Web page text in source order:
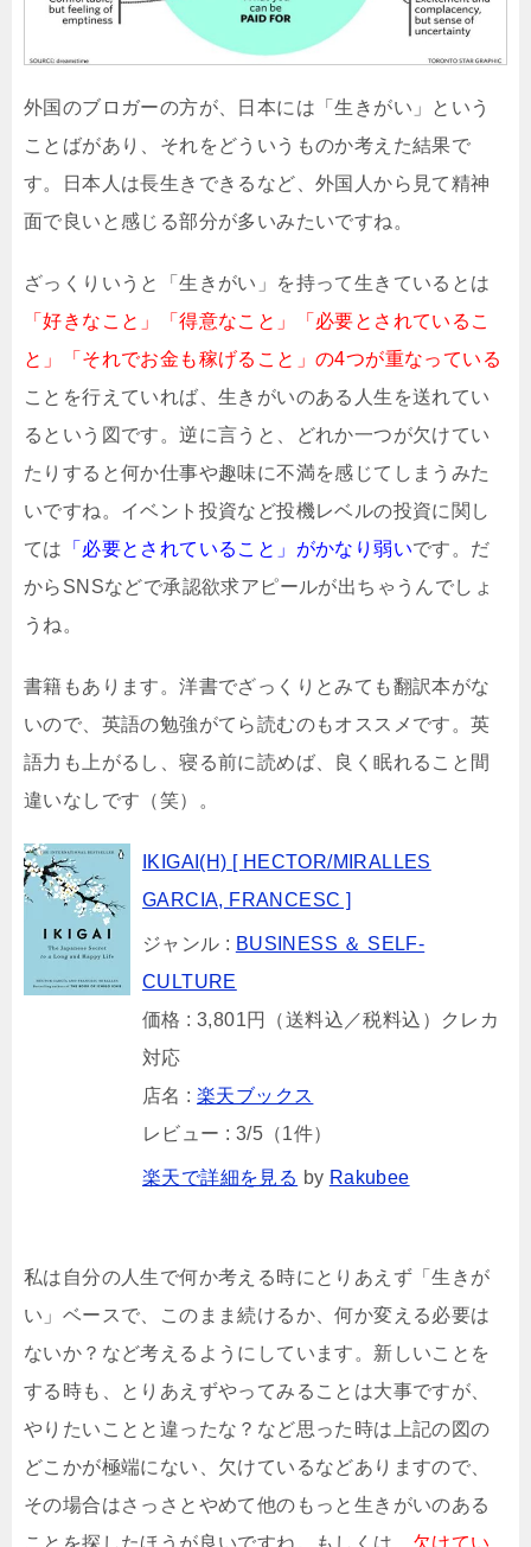
外国のブロガーの方が、日本には「生きがい」という
ことばがあり、それをどういうものか考えた結果で
す。日本人は長生きできるなど、外国人から見て精神
面で良いと感じる部分が多いみたいですね。
ざっくりいうと「生きがい」を持って生きているとは
「好きなこと」「得意なこと」「必要とされているこ
と」「それでお金も稼げること」の4つが重なっている
ことを行えていれば、生きがいのある人生を送れてい
るという図です。逆に言うと、どれか一つが欠けてい
たりすると何か仕事や趣味に不満を感じてしまうみた
いですね。イベント投資など投機レベルの投資に関し
ては
「必要とされていること」がかなり弱いです。だ
からSNSなどで承認欲求アピールが出ちゃうんでしょ
うね。
書籍もあります。洋書でざっくりとみても翻訳本がな
いので、英語の勉強がてら読むのもオススメです。英
語力も上がるし、寝る前に読めば、良く眠れること間
違いなしです（笑）。
IKIGAI(H) [ HECTOR/MIRALLES
GARCIA, FRANCESC ]
ジャンル : BUSINESS ＆ SELF-
CULTURE
価格 : 3,801円（送料込／税料込）クレカ
対応
店名 : 楽天ブックス
レビュー : 3/5（1件）
楽天で詳細を見る by Rakubee
私は自分の人生で何か考える時にとりあえず「生きが
い」ベースで、このまま続けるか、何か変える必要は
ないか？など考えるようにしています。新しいことを
する時も、とりあえずやってみることは大事ですが、
やりたいことと違ったな？など思った時は上記の図の
どこかが極端にない、欠けているなどありますので、
その場合はさっさとやめて他のもっと生きがいのある
ことを探したほうが良いですね。もしくは、 欠けてい